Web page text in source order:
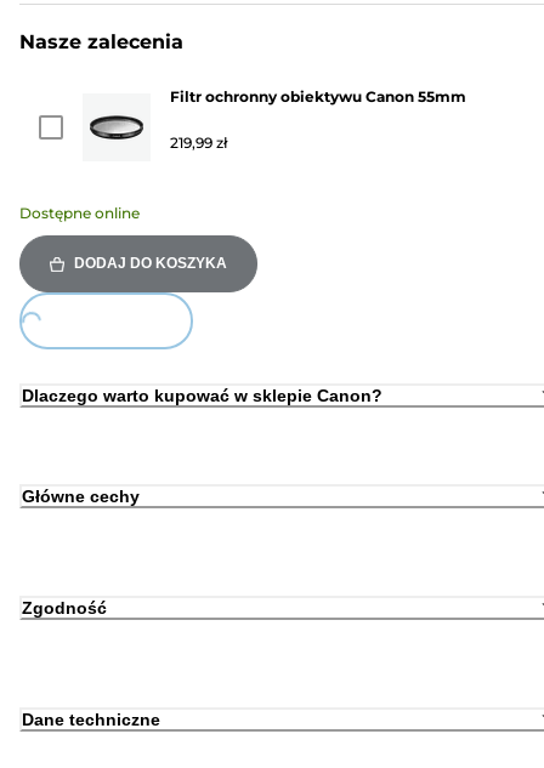
Nasze zalecenia
Filtr ochronny obiektywu Canon 55mm
219,99 zł
Dostępne online
DODAJ DO KOSZYKA
Loading...
Dlaczego warto kupować w sklepie Canon?
Główne cechy
Zgodność
Dane techniczne